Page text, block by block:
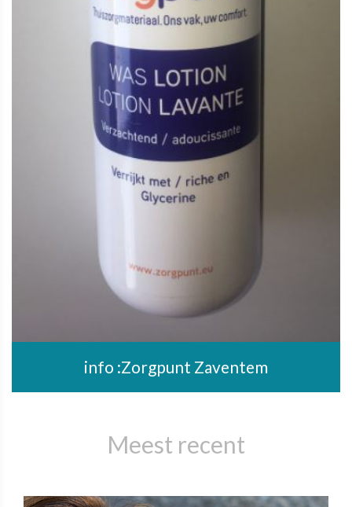
info :Zorgpunt Zaventem
Meest recent